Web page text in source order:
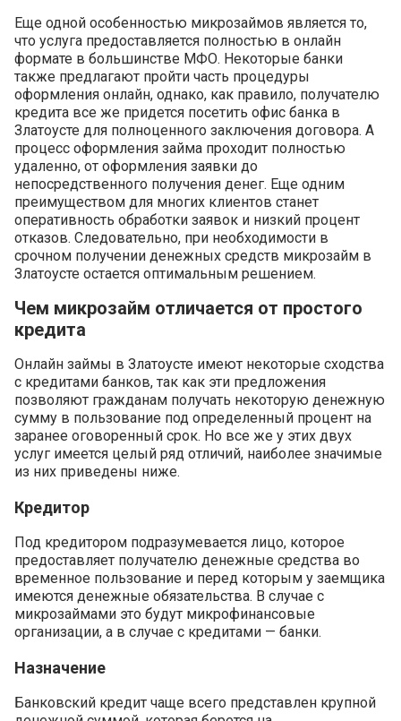
Еще одной особенностью микрозаймов является то,
что услуга предоставляется полностью в онлайн
формате в большинстве МФО. Некоторые банки
также предлагают пройти часть процедуры
оформления онлайн, однако, как правило, получателю
кредита все же придется посетить офис банка в
Златоусте для полноценного заключения договора. А
процесс оформления займа проходит полностью
удаленно, от оформления заявки до
непосредственного получения денег. Еще одним
преимуществом для многих клиентов станет
оперативность обработки заявок и низкий процент
отказов. Следовательно, при необходимости в
срочном получении денежных средств микрозайм в
Златоусте остается оптимальным решением.
Чем микрозайм отличается от простого
кредита
Онлайн займы в Златоусте имеют некоторые сходства
с кредитами банков, так как эти предложения
позволяют гражданам получать некоторую денежную
сумму в пользование под определенный процент на
заранее оговоренный срок. Но все же у этих двух
услуг имеется целый ряд отличий, наиболее значимые
из них приведены ниже.
Кредитор
Под кредитором подразумевается лицо, которое
предоставляет получателю денежные средства во
временное пользование и перед которым у заемщика
имеются денежные обязательства. В случае с
микрозаймами это будут микрофинансовые
организации, а в случае с кредитами — банки.
Назначение
Банковский кредит чаще всего представлен крупной